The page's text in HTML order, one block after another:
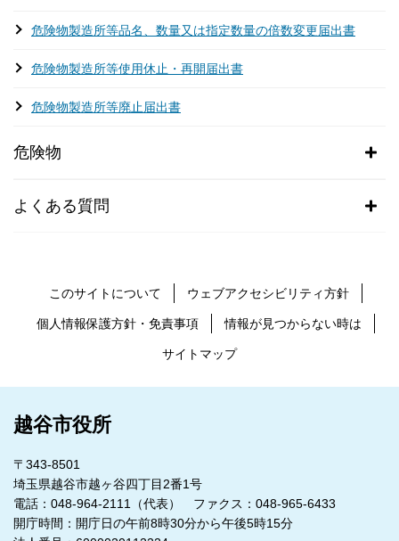
危険物製造所等品名、数量又は指定数量の倍数変更届出書
危険物製造所等使用休止・再開届出書
危険物製造所等廃止届出書
危険物
よくある質問
このサイトについて ウェブアクセシビリティ方針
個人情報保護方針・免責事項 情報が見つからない時は
サイトマップ
越谷市役所
〒343-8501
埼玉県越谷市越ヶ谷四丁目2番1号
電話：048-964-2111（代表） ファクス：048-965-6433
開庁時間：開庁日の午前8時30分から午後5時15分